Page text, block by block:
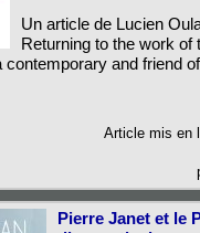
Un article de Lucien
Returning to the work of
contemporary and friend
Article mis en
Pierre Janet et le